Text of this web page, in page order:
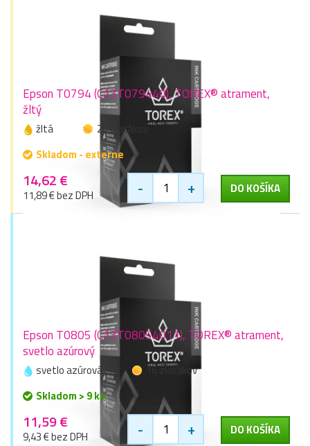
Epson T0794 (C13T079440), TOREX® atrament,
žltý
žltá
20 zlaťákov
Skladom - externe
14,62 €
11,89 € bez DPH - + DO KOŠÍKA
Epson T0805 (C13T08054011), TOREX® atrament,
svetlo azúrový
svetlo azúrová
16 zlaťákov
Skladom > 9 ks
11,59 €
9,43 € bez DPH - + DO KOŠÍKA